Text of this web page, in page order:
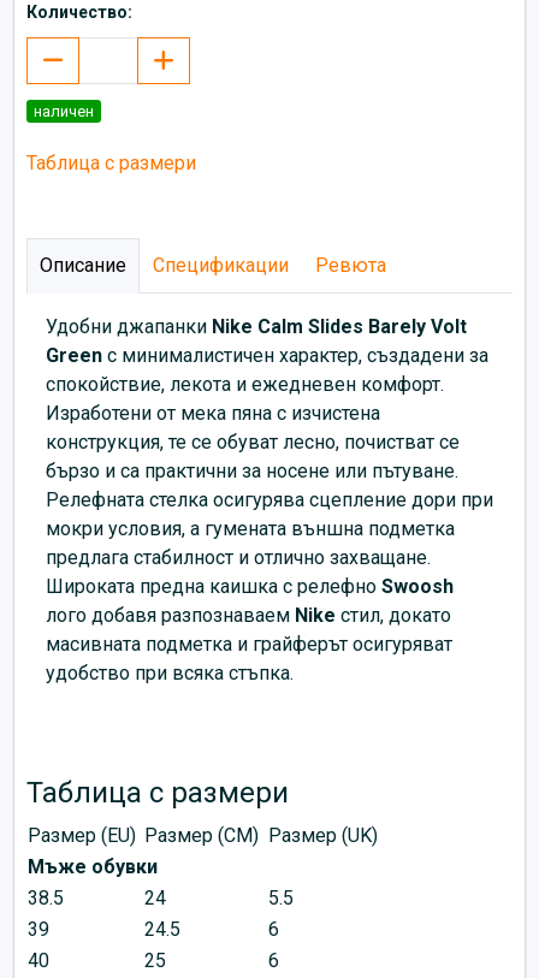
Количество:
наличен
Таблица с размери
Описание Спецификации Ревюта
Удобни джапанки Nike Calm Slides Barely Volt
Green с минималистичен характер, създадени за
спокойствие, лекота и ежедневен комфорт.
Изработени от мека пяна с изчистена
конструкция, те се обуват лесно, почистват се
бързо и са практични за носене или пътуване.
Релефната стелка осигурява сцепление дори при
мокри условия, а гумената външна подметка
предлага стабилност и отлично захващане.
Широката предна каишка с релефно Swoosh
лого добавя разпознаваем Nike стил, докато
масивната подметка и грайферът осигуряват
удобство при всяка стъпка.
Таблица с размери
Размер (EU) Размер (CM) Размер (UK)
Мъже обувки
38.5
24
5.5
39
24.5
6
40
25
6